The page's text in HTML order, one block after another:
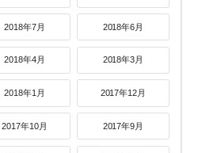
2018年7月 2018年6月
2018年4月 2018年3月
2018年1月 2017年12月
2017年10月 2017年9月